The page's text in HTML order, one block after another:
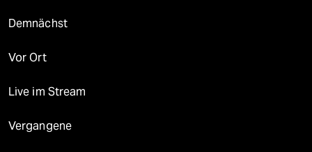
Demnächst
Vor Ort
Live im Stream
Vergangene